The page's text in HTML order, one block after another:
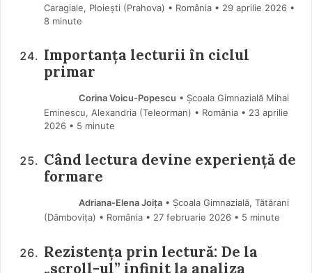
Caragiale, Ploiești (Prahova) • România
29 aprilie 2026 •
8 minute
Importanța lecturii în ciclul
primar
Corina Voicu-Popescu • Școala Gimnazială Mihai
Eminescu, Alexandria (Teleorman) • România
23 aprilie
2026 • 5 minute
Când lectura devine experiență de
formare
Adriana-Elena Joița• Școala Gimnazială, Tătărani
(Dâmboviţa) • România
27 februarie 2026 • 5 minute
Rezistența prin lectură: De la
„scroll-ul” infinit la analiza